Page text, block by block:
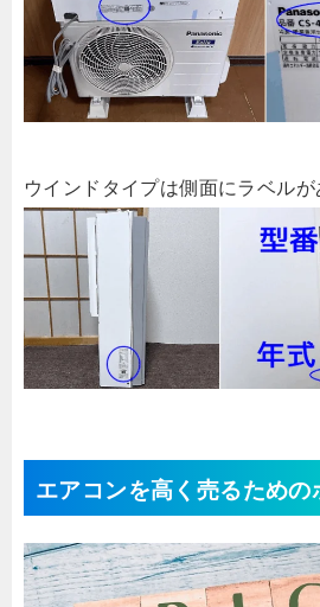
ウインドタイプは側面にラベルが
エアコンを高く売るための